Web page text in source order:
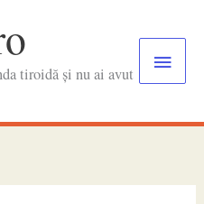
tiroidă și nu ai avut
Main